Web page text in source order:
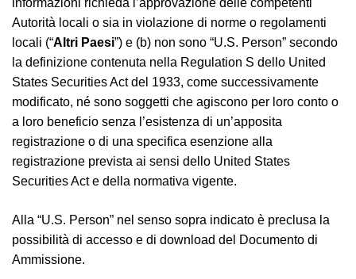
Autorità locali o sia in violazione di norme o regolamenti
locali (“Altri Paesi”) e (b) non sono “U.S. Person” secondo
la definizione contenuta nella Regulation S dello United
States Securities Act del 1933, come successivamente
modificato, né sono soggetti che agiscono per loro conto o
a loro beneficio senza l’esistenza di un’apposita
registrazione o di una specifica esenzione alla
registrazione prevista ai sensi dello United States
Securities Act e della normativa vigente.
Alla “U.S. Person” nel senso sopra indicato è preclusa la
possibilità di accesso e di download del Documento di
Ammissione.